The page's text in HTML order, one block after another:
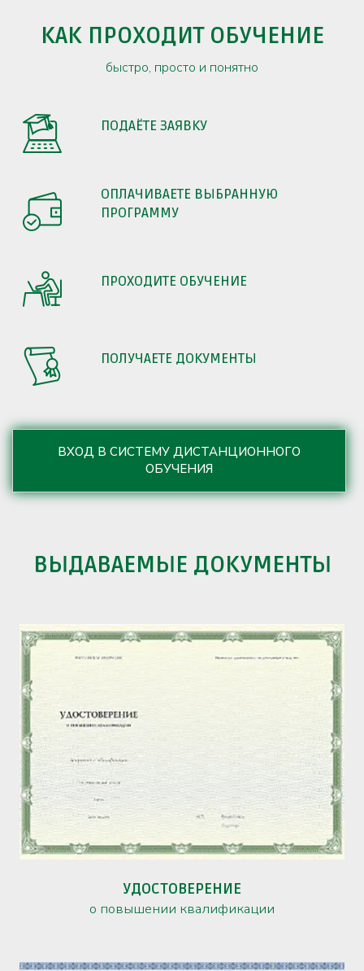
КАК ПРОХОДИТ ОБУЧЕНИЕ
быстро, просто и понятно
ПОДАЁТЕ ЗАЯВКУ
ОПЛАЧИВАЕТЕ ВЫБРАННУЮ
ПРОГРАММУ
ПРОХОДИТЕ ОБУЧЕНИЕ
ПОЛУЧАЕТЕ ДОКУМЕНТЫ
ВХОД В СИСТЕМУ ДИСТАНЦИОННОГО
ОБУЧЕНИЯ
ВЫДАВАЕМЫЕ ДОКУМЕНТЫ
УДОСТОВЕРЕНИЕ
о повышении квалификации